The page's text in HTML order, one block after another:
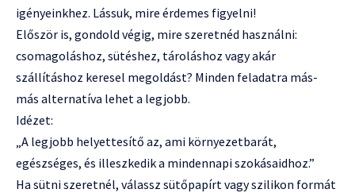
igényeinkhez. Lássuk, mire érdemes figyelni!
Először is, gondold végig, mire szeretnéd használni:
csomagoláshoz, sütéshez, tároláshoz vagy akár
szállításhoz keresel megoldást? Minden feladatra más-
más alternatíva lehet a legjobb.
Idézet:
„A legjobb helyettesítő az, ami környezetbarát,
egészséges, és illeszkedik a mindennapi szokásaidhoz.”
Ha sütni szeretnél, válassz sütőpapírt vagy szilikon formát